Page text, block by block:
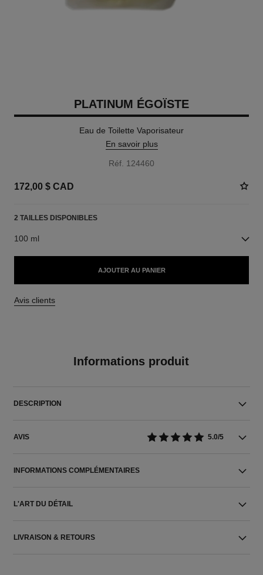
PLATINUM ÉGOÏSTE
Eau de Toilette Vaporisateur
En savoir plus
Réf. 124460
172,00 $ CAD
2 TAILLES DISPONIBLES
100 ml
AJOUTER AU PANIER
Avis clients
Informations produit
DESCRIPTION
AVIS 5.0/5
INFORMATIONS COMPLÉMENTAIRES
L'ART DU DÉTAIL
LIVRAISON & RETOURS